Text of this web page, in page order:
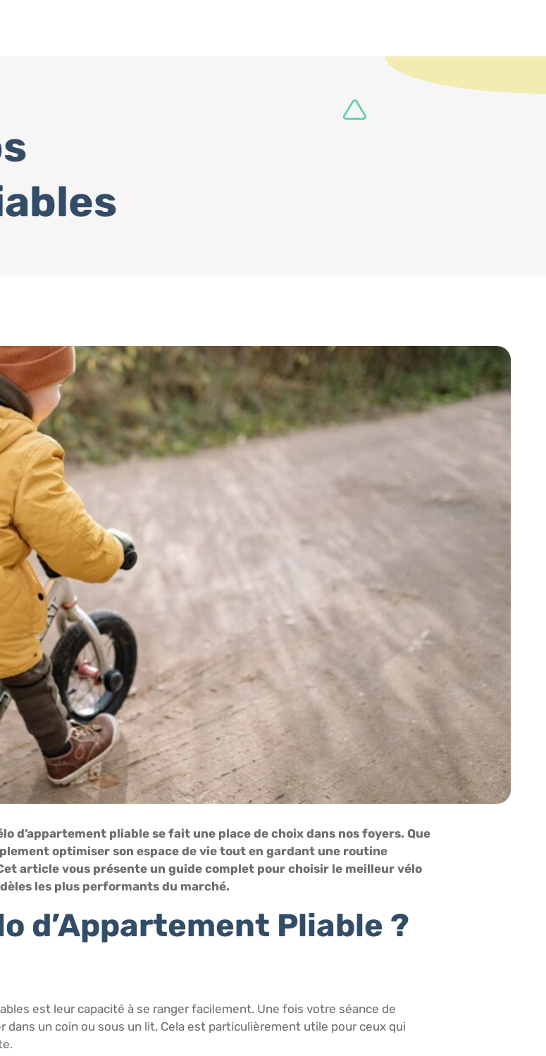
d’appartement pliable se fait une place de choix dans nos foyers. Que
optimiser son espace de vie tout en gardant une routine
article vous présente un guide complet pour choisir le meilleur vélo
les plus performants du marché.
d’Appartement Pliable ?
est leur capacité à se ranger facilement. Une fois votre séance de
un coin ou sous un lit. Cela est particulièrement utile pour ceux qui